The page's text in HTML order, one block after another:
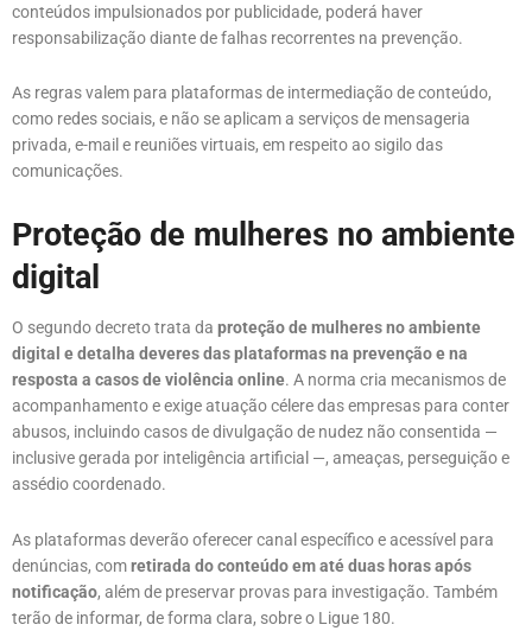
conteúdos impulsionados por publicidade, poderá haver
responsabilização diante de falhas recorrentes na prevenção.
As regras valem para plataformas de intermediação de conteúdo,
como redes sociais, e não se aplicam a serviços de mensageria
privada, e-mail e reuniões virtuais, em respeito ao sigilo das
comunicações.
Proteção de mulheres no ambiente
digital
O segundo decreto trata da proteção de mulheres no ambiente
digital e detalha deveres das plataformas na prevenção e na
resposta a casos de violência online. A norma cria mecanismos de
acompanhamento e exige atuação célere das empresas para conter
abusos, incluindo casos de divulgação de nudez não consentida —
inclusive gerada por inteligência artificial —, ameaças, perseguição e
assédio coordenado.
As plataformas deverão oferecer canal específico e acessível para
denúncias, comretirada do conteúdo em até duas horas após
notificação, além de preservar provas para investigação. Também
terão de informar, de forma clara, sobre o Ligue 180.